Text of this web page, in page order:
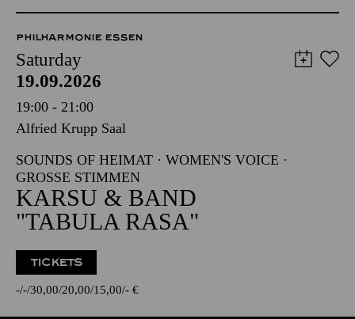
PHILHARMONIE ESSEN
Saturday
19.09.2026
19:00 - 21:00
Alfried Krupp Saal
SOUNDS OF HEIMAT · WOMEN'S VOICE ·
GROSSE STIMMEN
KARSU & BAND
"TABULA RASA"
TICKETS
- - 30,00 20,00 15,00 - €